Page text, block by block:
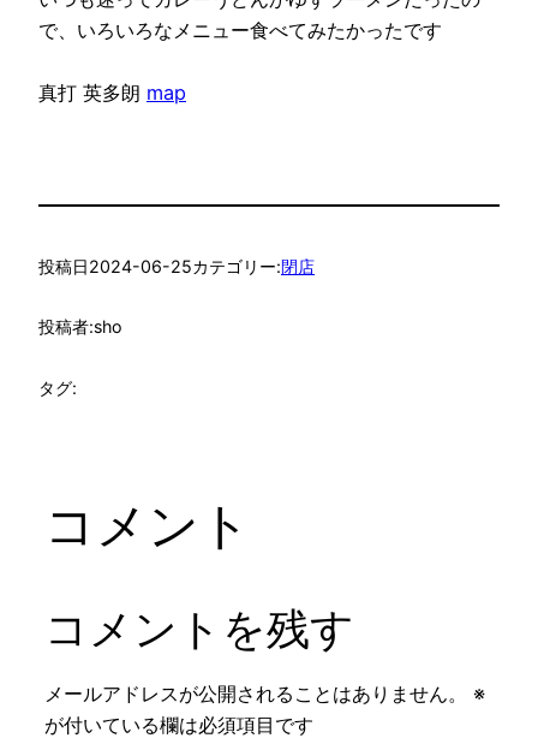
で、いろいろなメニュー食べてみたかったです
真打 英多朗 map
投稿日2024-06-25カテゴリー:閉店
投稿者:sho
タグ:
コメント
コメントを残す
メールアドレスが公開されることはありません。
※
が付いている欄は必須項目です